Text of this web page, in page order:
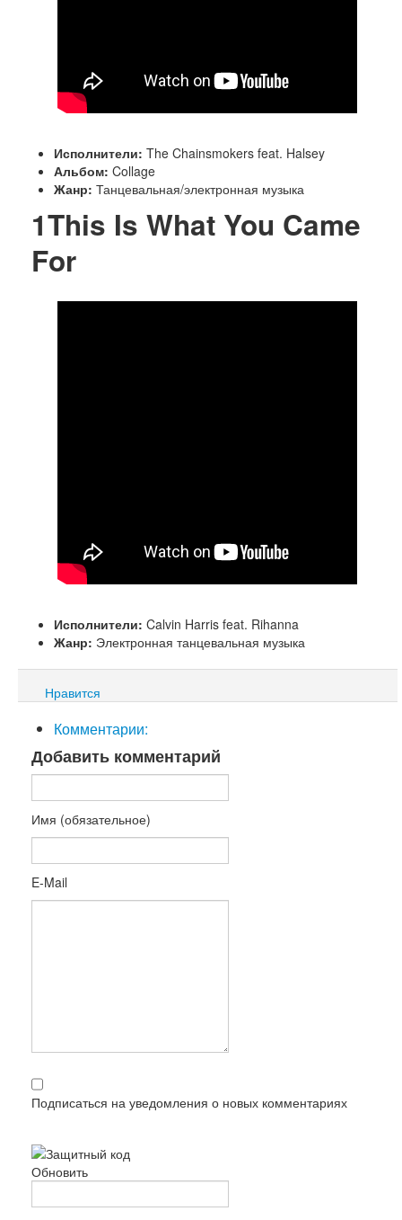
Исполнители: The Chainsmokers feat. Halsey
Альбом: Collage
Жанр: Танцевальная/электронная музыка
1This Is What You Came
For
Исполнители: Calvin Harris feat. Rihanna
Жанр: Электронная танцевальная музыка
Нравится
Комментарии:
Добавить комментарий
Имя (обязательное)
E-Mail
Подписаться на уведомления о новых комментариях
Обновить